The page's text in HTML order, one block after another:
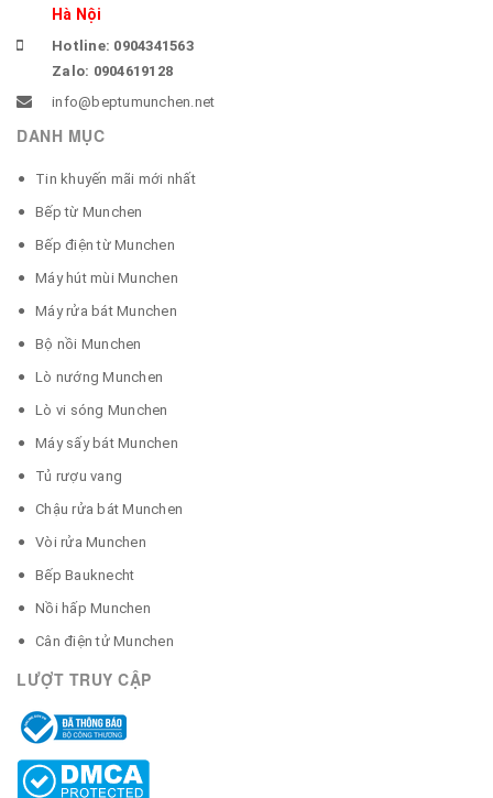
Hà Nội
Hotline: 0904341563
Zalo: 0904619128
info@beptumunchen.net
DANH MỤC
Tin khuyến mãi mới nhất
Bếp từ Munchen
Bếp điện từ Munchen
Máy hút mùi Munchen
Máy rửa bát Munchen
Bộ nồi Munchen
Lò nướng Munchen
Lò vi sóng Munchen
Máy sấy bát Munchen
Tủ rượu vang
Chậu rửa bát Munchen
Vòi rửa Munchen
Bếp Bauknecht
Nồi hấp Munchen
Cân điện tử Munchen
LƯỢT TRUY CẬP